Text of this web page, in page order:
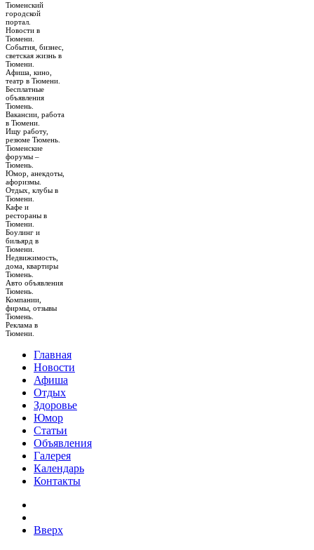
Тюменский
городской
портал.
Новости в
Тюмени.
События, бизнес,
светская жизнь в
Тюмени.
Афиша, кино,
театр в Тюмени.
Бесплатные
объявления
Тюмень.
Вакансии, работа
в Тюмени.
Ищу работу,
резюме Тюмень.
Тюменские
форумы –
Тюмень.
Юмор, анекдоты,
афоризмы.
Отдых, клубы в
Тюмени.
Кафе и
рестораны в
Тюмени.
Боулинг и
бильярд в
Тюмени.
Недвижимость,
дома, квартиры
Тюмень.
Авто объявления
Тюмень.
Компании,
фирмы, отзывы
Тюмень.
Реклама в
Тюмени.
Главная
Новости
Афиша
Отдых
Здоровье
Юмор
Статьи
Объявления
Галерея
Календарь
Контакты
Вверх